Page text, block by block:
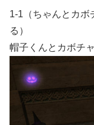
1-1（ちゃんとカボ
る）
帽子くんとカボチ